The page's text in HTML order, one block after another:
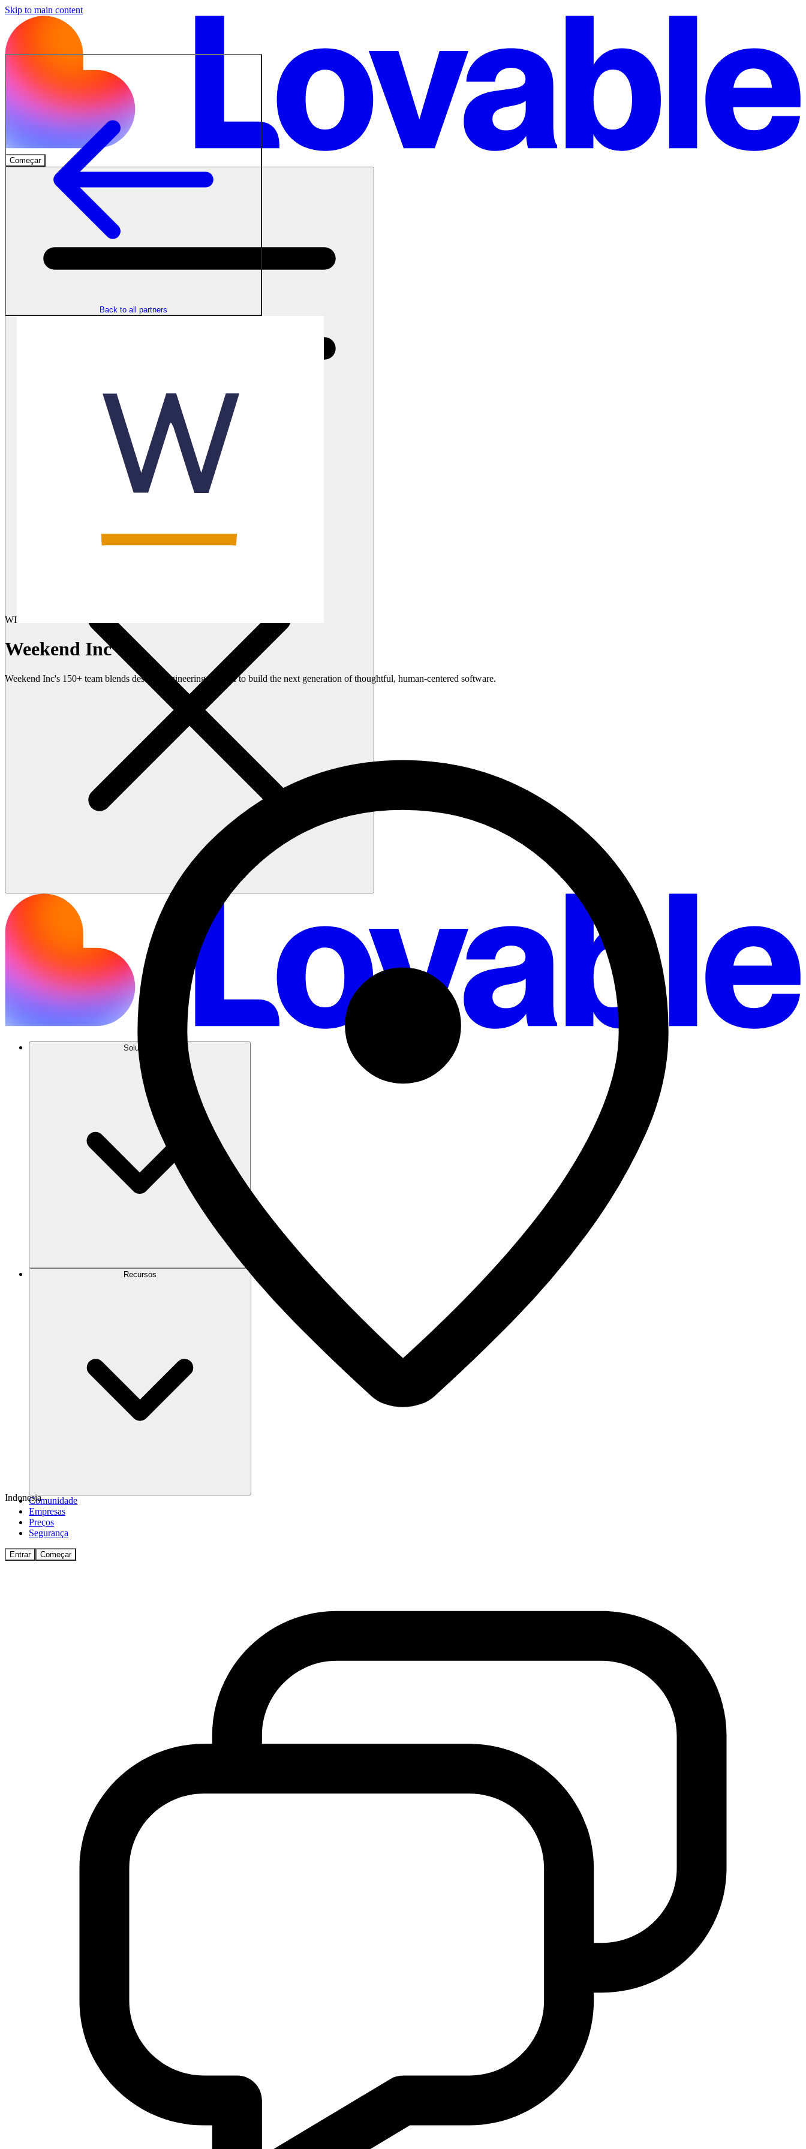
Skip to main content
Começar
Soluções
Recursos
Comunidade
Empresas
Preços
Segurança
Entrar Começar
Back to all partners
WI
Weekend Inc
Weekend Inc's 150+ team blends design, engineering, and AI to build the next generation of thoughtful, human-centered software.
Indonesia